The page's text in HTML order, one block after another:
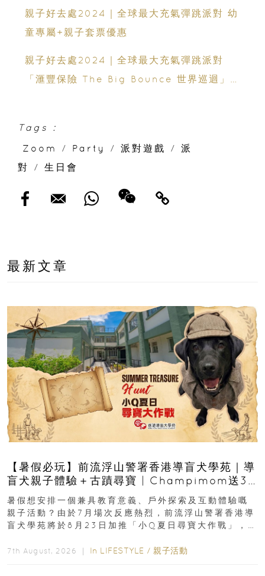
親子好去處2024｜全球最大充氣彈跳派對 幼
童專屬+親子套票優惠
親子好去處2024｜全球最大充氣彈跳派對
「滙豐保險 The Big Bounce 世界巡迴」
Tags :
Zoom
/ Party / 派對遊戲 /
派
對
/ 生日會
最新文章
【暑假必玩】前流浮山警署香港導盲犬學苑｜導
盲犬親子體驗＋古蹟尋寶 | Champimom送3
組免費名額
暑假想安排一個兼具教育意義、戶外探索及互動體驗嘅
親子活動？由於7月場次反應熱烈，前流浮山警署香港導
盲犬學苑將於8月23日加推「小Q夏日尋寶大作戰」，家
7th August, 2026 ｜ In LIFESTYLE / 親子活動